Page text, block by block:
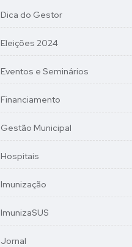
Dica do Gestor
Eleições 2024
Eventos e Seminários
Financiamento
Gestão Municipal
Hospitais
Imunização
ImunizaSUS
Jornal